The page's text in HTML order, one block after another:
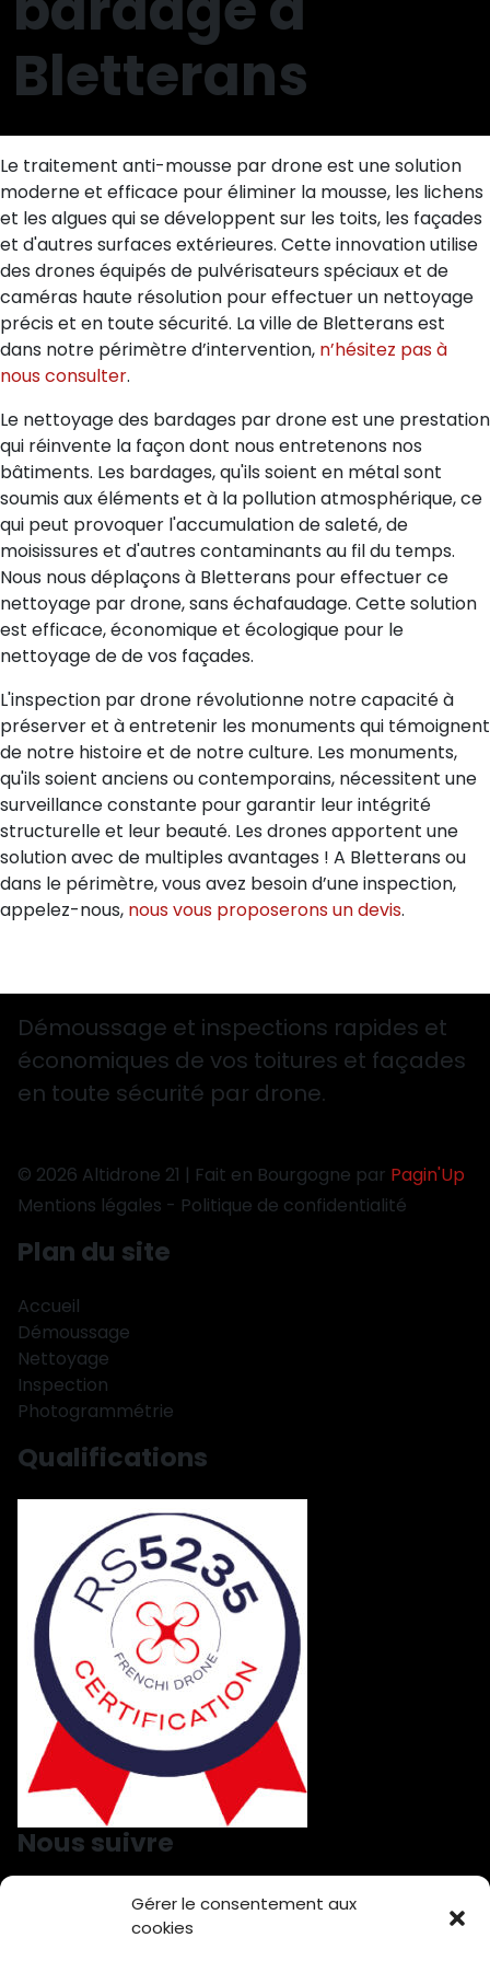
Gérer le consentement aux
cookies
Bletterans
Le traitement anti-mousse par drone est une solution
moderne et efficace pour éliminer la mousse, les lichens
et les algues qui se développent sur les toits, les façades
et d'autres surfaces extérieures. Cette innovation utilise
des drones équipés de pulvérisateurs spéciaux et de
caméras haute résolution pour effectuer un nettoyage
précis et en toute sécurité. La ville de Bletterans est
dans notre périmètre d’intervention, n’hésitez pas à
nous consulter.
Le nettoyage des bardages par drone est une prestation
qui réinvente la façon dont nous entretenons nos
bâtiments. Les bardages, qu'ils soient en métal sont
soumis aux éléments et à la pollution atmosphérique, ce
qui peut provoquer l'accumulation de saleté, de
moisissures et d'autres contaminants au fil du temps.
Nous nous déplaçons à Bletterans pour effectuer ce
nettoyage par drone, sans échafaudage. Cette solution
est efficace, économique et écologique pour le
nettoyage de de vos façades.
L'inspection par drone révolutionne notre capacité à
préserver et à entretenir les monuments qui témoignent
de notre histoire et de notre culture. Les monuments,
qu'ils soient anciens ou contemporains, nécessitent une
surveillance constante pour garantir leur intégrité
structurelle et leur beauté. Les drones apportent une
solution avec de multiples avantages ! A Bletterans ou
dans le périmètre, vous avez besoin d’une inspection,
appelez-nous, nous vous proposerons un devis.
Démoussage et inspections rapides et
économiques de vos toitures et façades
en toute sécurité par drone.
© 2026 Altidrone 21 | Fait en Bourgogne par Pagin'Up
Mentions légales - Politique de confidentialité
Plan du site
Accueil
Démoussage
Nettoyage
Inspection
Photogrammétrie
Qualifications
Nous suivre
Nous suivre sur LinkedIn
Nous suivre sur Facebook